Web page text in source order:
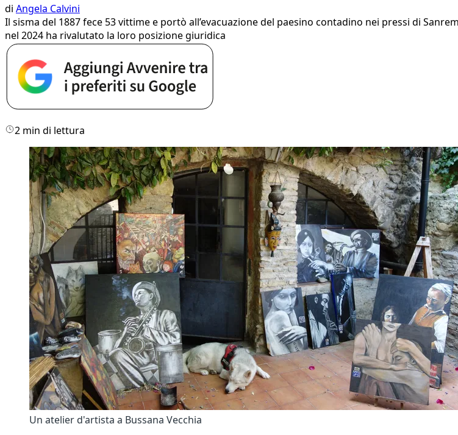
di Angela Calvini
Il sisma del 1887 fece 53 vittime e portò all’evacuazione del paesino contadino nei pressi di
nel 2024 ha rivalutato la loro posizione giuridica
2 min di lettura
Un atelier d'artista a Bussana Vecchia